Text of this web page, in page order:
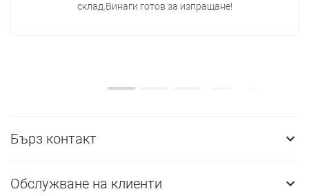
склад.Винаги готов за изпращане!
Бърз контакт 
Обслужване на клиенти 